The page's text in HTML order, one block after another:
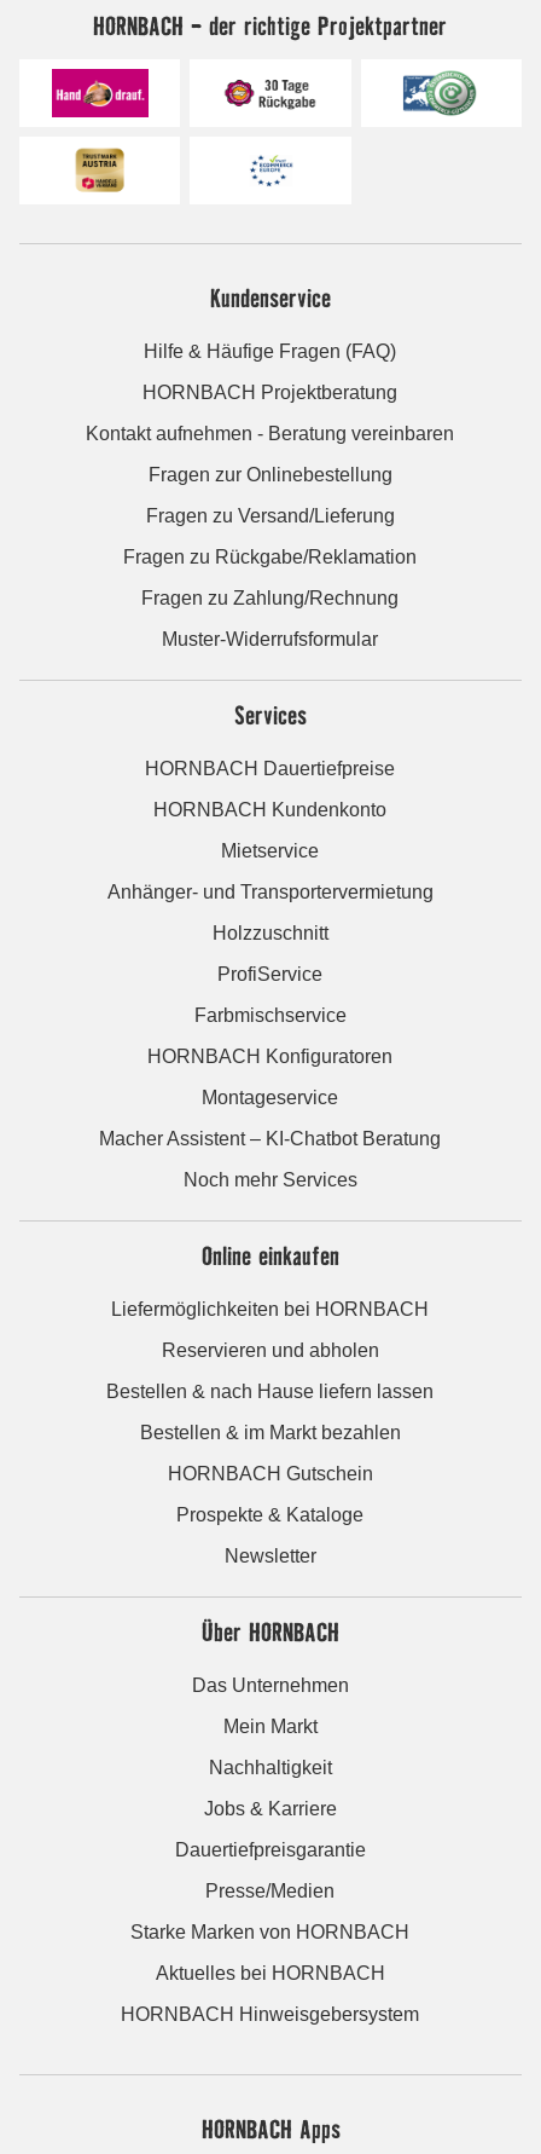
HORNBACH - der richtige Projektpartner
Kundenservice
Hilfe & Häufige Fragen (FAQ)
HORNBACH Projektberatung
Kontakt aufnehmen - Beratung vereinbaren
Fragen zur Onlinebestellung
Fragen zu Versand/Lieferung
Fragen zu Rückgabe/Reklamation
Fragen zu Zahlung/Rechnung
Muster-Widerrufsformular
Services
HORNBACH Dauertiefpreise
HORNBACH Kundenkonto
Mietservice
Anhänger- und Transportervermietung
Holzzuschnitt
ProfiService
Farbmischservice
HORNBACH Konfiguratoren
Montageservice
Macher Assistent – KI-Chatbot Beratung
Noch mehr Services
Online einkaufen
Liefermöglichkeiten bei HORNBACH
Reservieren und abholen
Bestellen & nach Hause liefern lassen
Bestellen & im Markt bezahlen
HORNBACH Gutschein
Prospekte & Kataloge
Newsletter
Über HORNBACH
Das Unternehmen
Mein Markt
Nachhaltigkeit
Jobs & Karriere
Dauertiefpreisgarantie
Presse/Medien
Starke Marken von HORNBACH
Aktuelles bei HORNBACH
HORNBACH Hinweisgebersystem
HORNBACH Apps